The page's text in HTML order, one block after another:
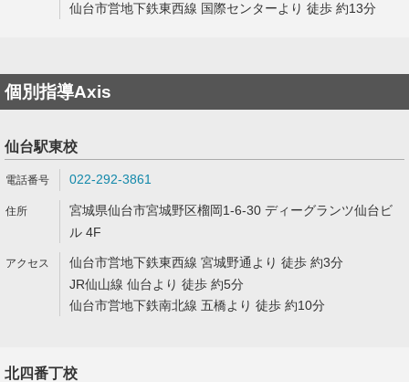
仙台市営地下鉄東西線 国際センターより 徒歩 約13分
個別指導Axis
仙台駅東校
022-292-3861
宮城県仙台市宮城野区榴岡1-6-30 ディーグランツ仙台ビ
ル 4F
仙台市営地下鉄東西線 宮城野通より 徒歩 約3分
JR仙山線 仙台より 徒歩 約5分
仙台市営地下鉄南北線 五橋より 徒歩 約10分
北四番丁校